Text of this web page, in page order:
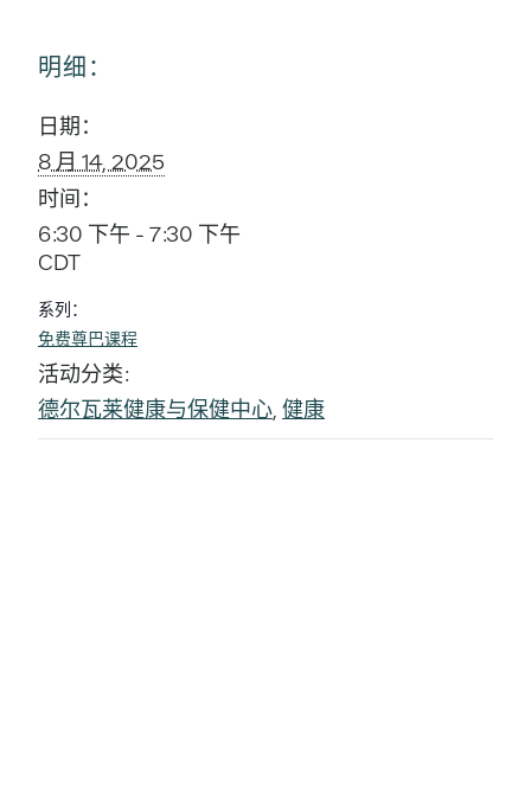
明细：
日期：
8 月 14, 2025
时间：
6:30 下午 - 7:30 下午
CDT
系列：
免费尊巴课程
活动分类:
德尔瓦莱健康与保健中心, 健康